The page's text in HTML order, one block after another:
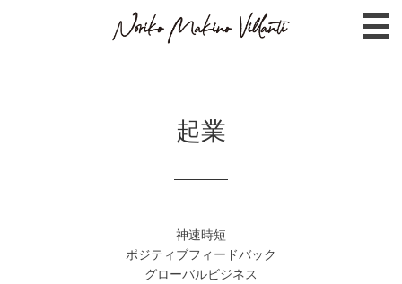
起業
神速時短
ポジティブフィードバック
グローバルビジネス